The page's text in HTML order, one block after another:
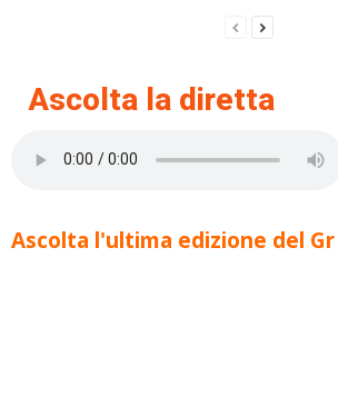
Ascolta la diretta
Ascolta l'ultima edizione del Gr